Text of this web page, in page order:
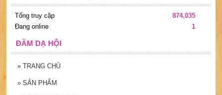
Tổng truy cập
874,035
Đang online
1
ĐẦM DẠ HỘI
» TRANG CHỦ
» SẢN PHẨM